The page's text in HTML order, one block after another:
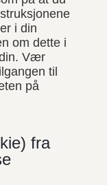
i din
om dette i
Vær
til
på
fra